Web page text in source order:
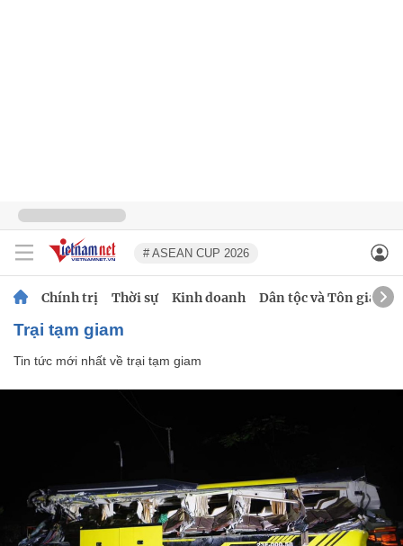
# ASEAN CUP 2026
Chính trị Thời sự Kinh doanh Dân tộc và Tôn giáo
trại tạm giam
Tin tức mới nhất về trại tạm giam